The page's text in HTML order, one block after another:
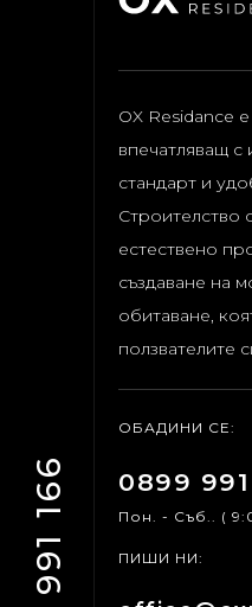
OX Residance
впечатляващ с
стандарт и
Строителство
естествено
създаване на
обитаване,
ползвателите
ОБАДИНИ СЕ:
0899 991
Пон. - Съб.. (
ПИШИ НИ: